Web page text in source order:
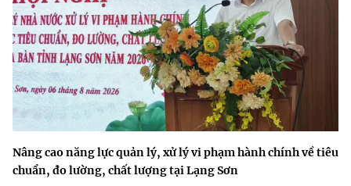
Nâng cao năng lực quản lý, xử lý vi phạm hành chính về tiêu
chuẩn, đo lường, chất lượng tại Lạng Sơn